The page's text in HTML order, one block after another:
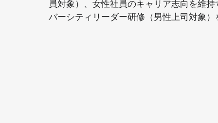
員対象）、女性社員のキャリア志向を維
バーシティリーダー研修（男性上司対象